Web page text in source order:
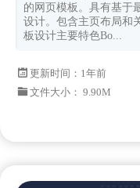
的网页模板。具有基于
设计。包含主页布局和
板设计主要特色Bo...
更新时间： 1年前
文件大小： 9.90M